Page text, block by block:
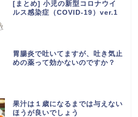
[まとめ] 小児の新型コロナウイ
ルス感染症（COVID-19）ver.1
胃腸炎で吐いてますが、吐き気止
めの薬って効かないのですか？
果汁は１歳になるまでは与えない
ほうが良いでしょう